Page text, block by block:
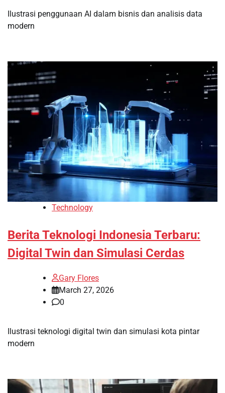
Ilustrasi penggunaan AI dalam bisnis dan analisis data
modern
Technology
Berita Teknologi Indonesia Terbaru:
Digital Twin dan Simulasi Cerdas
Gary Flores
March 27, 2026
0
Ilustrasi teknologi digital twin dan simulasi kota pintar
modern